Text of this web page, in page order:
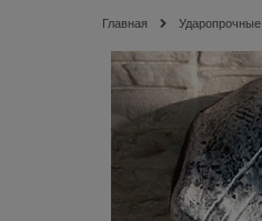
Главная Ударопрочные